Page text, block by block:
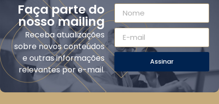
Faça parte do
nosso mailing
Receba atualizações
sobre novos conteúdos
e outras informações
relevantes por e-mail.
Assinar